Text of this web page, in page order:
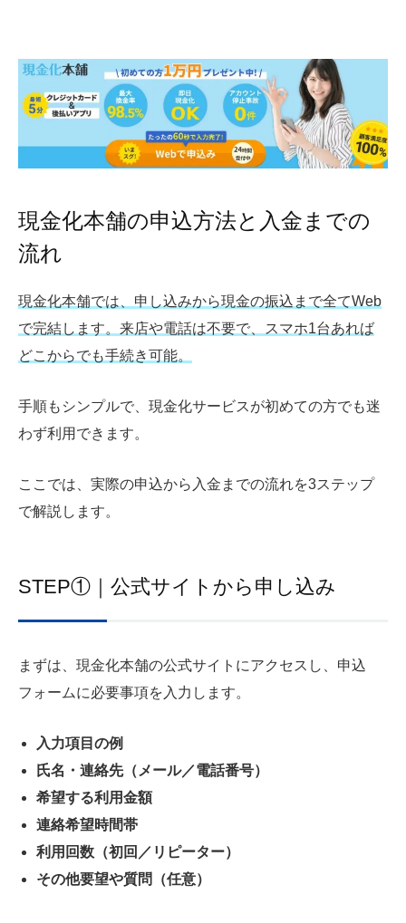
現金化本舗の申込方法と入金までの
流れ
現金化本舗では、申し込みから現金の振込まで全てWeb
で完結します。来店や電話は不要で、スマホ1台あれば
どこからでも手続き可能。
手順もシンプルで、現金化サービスが初めての方でも迷
わず利用できます。
ここでは、実際の申込から入金までの流れを3ステップ
で解説します。
STEP①｜公式サイトから申し込み
まずは、現金化本舗の公式サイトにアクセスし、申込
フォームに必要事項を入力します。
入力項目の例
氏名・連絡先（メール／電話番号）
希望する利用金額
連絡希望時間帯
利用回数（初回／リピーター）
その他要望や質問（任意）